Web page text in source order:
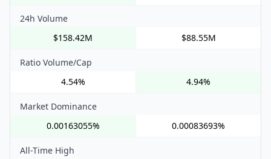
24h Volume
$158.42M
$88.55M
Ratio Volume/Cap
4.54%
4.94%
Market Dominance
0.00163055%
0.00083693%
All-Time High